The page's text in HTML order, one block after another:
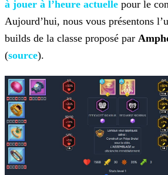
à jouer à l’heure actuelle pour le
Aujourd’hui, nous vous présentons
builds de la classe proposé par
(source).